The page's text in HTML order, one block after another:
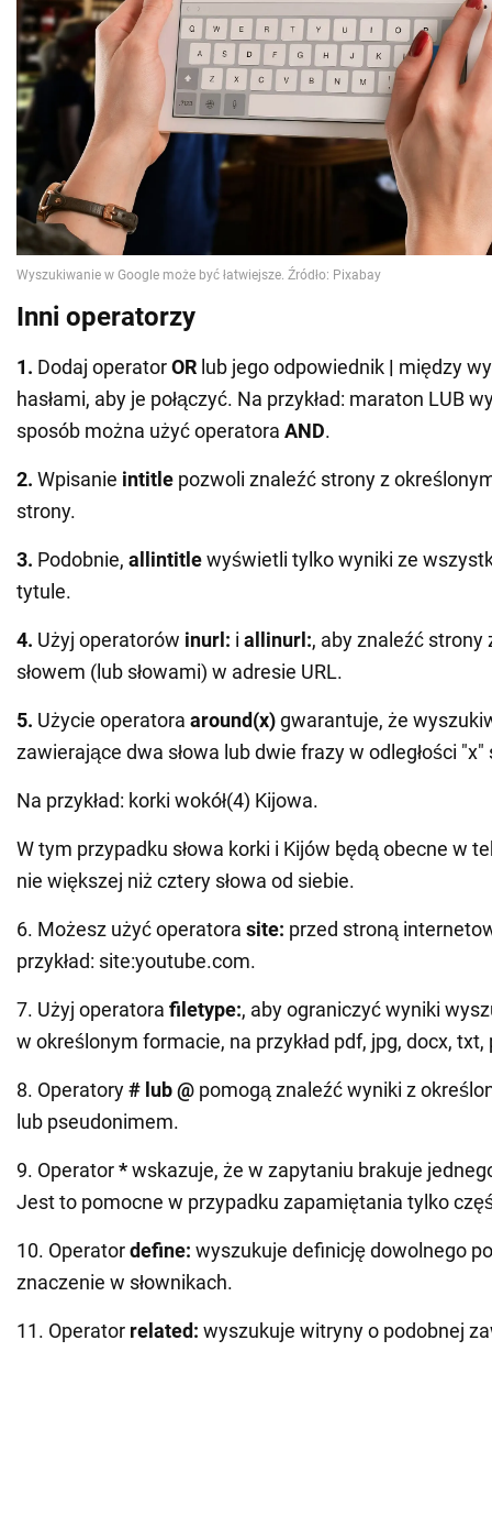
Inni operatorzy
1. Dodaj operatorOR lub jego odpowiednik | między
hasłami, aby je połączyć. Na przykład: maraton LUB
sposób można użyć operatora AND.
2. Wpisanie intitle pozwoli znaleźć strony z
strony.
3. Podobnie, allintitlewyświetli tylko wyniki ze
tytule.
4. Użyj operatorów inurl: i allinurl:, aby znaleźć strony
słowem (lub słowami) w adresie URL.
5. Użycie operatora around(x)gwarantuje, że
zawierające dwa słowa lub dwie frazy w odległości "x"
Na przykład: korki wokół(4) Kijowa.
W tym przypadku słowa korki i Kijów będą obecne w
nie większej niż cztery słowa od siebie.
6. Możesz użyć operatora site: przed stroną
przykład: site:youtube.com.
7. Użyj operatora filetype:, aby ograniczyć wyniki
w określonym formacie, na przykład pdf, jpg, docx, txt,
8. Operatory# lub@ pomogą znaleźć wyniki z
lub pseudonimem.
9. Operator*wskazuje, że w zapytaniu brakuje
Jest to pomocne w przypadku zapamiętania tylko
10. Operatordefine: wyszukuje definicję dowolnego
znaczenie w słownikach.
11. Operator related: wyszukuje witryny o podobnej